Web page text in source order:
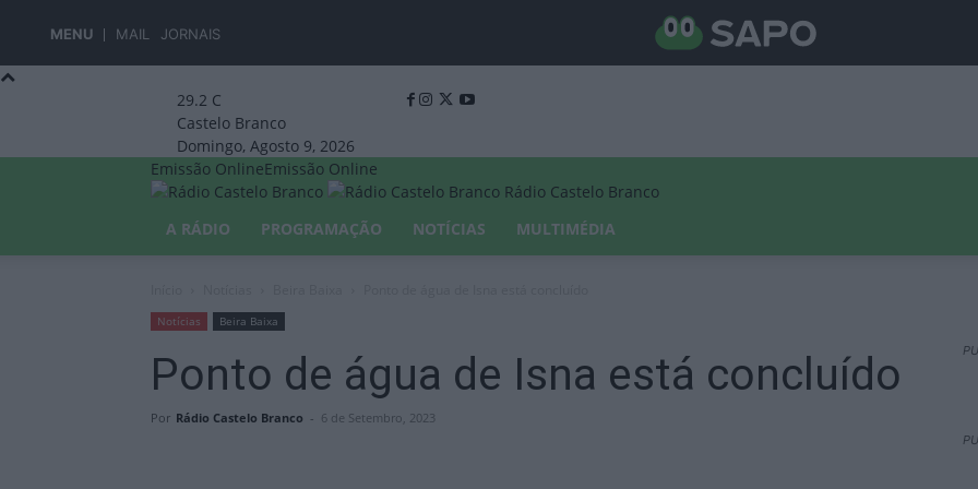
MENU MAIL JORNAIS
29.2 C
Castelo Branco
Domingo, Agosto 9, 2026
Emissão OnlineEmissão Online
Rádio Castelo Branco
A RÁDIO
PROGRAMAÇÃO NOTÍCIAS MULTIMÉDIA
Notícias Beira Baixa
Ponto de água de Isna está concluído
Por Rádio Castelo Branco - 6 de Setembro, 2023